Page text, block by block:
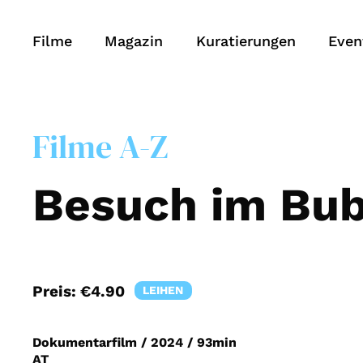
Filme Magazin Kuratierungen
Filme A-Z
Besuch im
Preis: €4.90 LEIHEN
Dokumentarfilm / 2024 / 93min
AT